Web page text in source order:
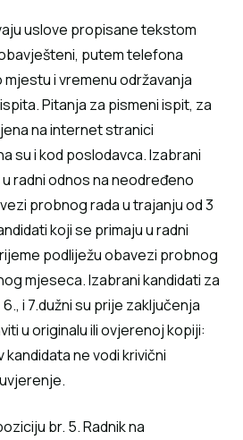
uslove propisane tekstom
putem telefona
i vremenu održavanja
Pitanja za pismeni ispit, za
na internet stranici
su i kod poslodavca. Izabrani
radni odnos na neodređeno
probnog rada u trajanju od 3
koji se primaju u radni
podliježu obavezi probnog
mjeseca. Izabrani kandidati za
6., i 7.dužni su prije zaključenja
u originalu ili ovjerenoj kopiji:
ne vodi krivični
br. 5. Radnik na